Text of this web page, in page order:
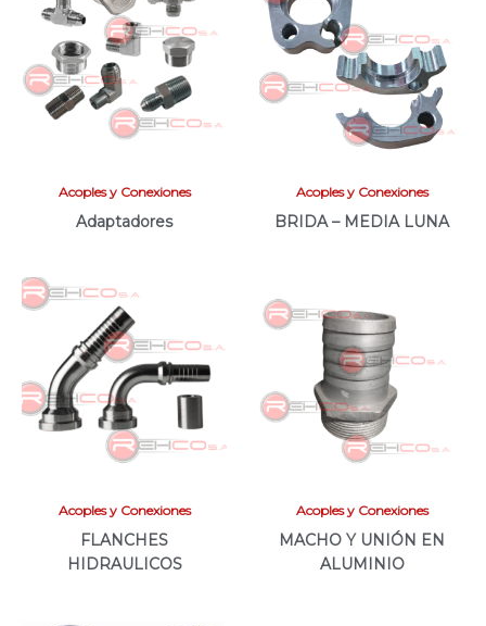
Acoples y Conexiones
Adaptadores
Acoples y Conexiones
BRIDA – MEDIA LUNA
Acoples y Conexiones
FLANCHES
HIDRAULICOS
Acoples y Conexiones
MACHO Y UNIÓN EN
ALUMINIO